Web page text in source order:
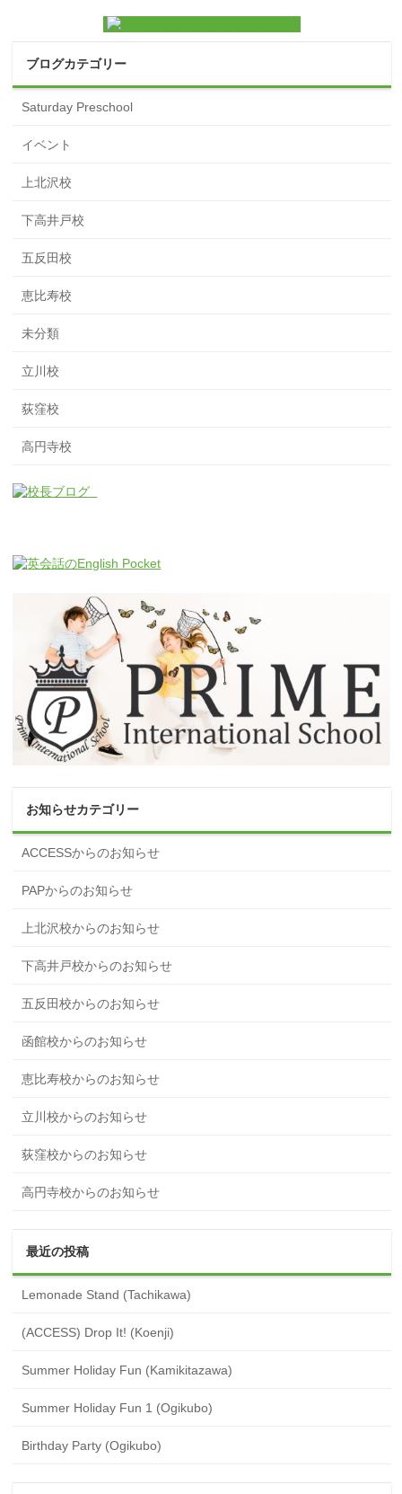
ブログカテゴリー
Saturday Preschool
イベント
上北沢校
下高井戸校
五反田校
恵比寿校
未分類
立川校
荻窪校
高円寺校
お知らせカテゴリー
ACCESSからのお知らせ
PAPからのお知らせ
上北沢校からのお知らせ
下高井戸校からのお知らせ
五反田校からのお知らせ
函館校からのお知らせ
恵比寿校からのお知らせ
立川校からのお知らせ
荻窪校からのお知らせ
高円寺校からのお知らせ
最近の投稿
Lemonade Stand (Tachikawa)
(ACCESS) Drop It! (Koenji)
Summer Holiday Fun (Kamikitazawa)
Summer Holiday Fun 1 (Ogikubo)
Birthday Party (Ogikubo)